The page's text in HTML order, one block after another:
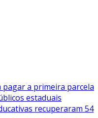
pagar a primeira parcela
estaduais
recuperaram 54